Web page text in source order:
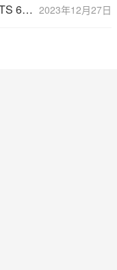
2023年12月27日
Alibaba Cloud Linux 3.2104 LTS 64位镜像系统可以选吗？